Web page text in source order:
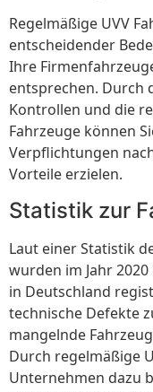
Regelmäßige UVV
entscheidender
Ihre
entsprechen.
Kontrollen und die
Fahrzeuge können
Verpflichtungen
Vorteile erzielen.
Statistik zur
Laut einer Statistik
wurden im Jahr
in Deutschland
technische Defekte
mangelnde
Durch regelmäßige
Unternehmen dazu